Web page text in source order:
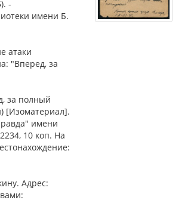
-
имени Б.
атаки
"Вперед, за
за полный
[Изоматериал].
имени
10 коп. На
Адрес: